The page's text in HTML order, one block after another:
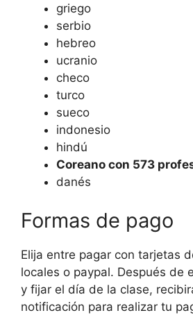
griego
serbio
hebreo
ucranio
checo
turco
sueco
indonesio
hindú
Coreano con 573
danés
Formas de pago
Elija entre pagar con tarjetas
locales o paypal. Después de
y fijar el día de la clase,
notificación para realizar tu